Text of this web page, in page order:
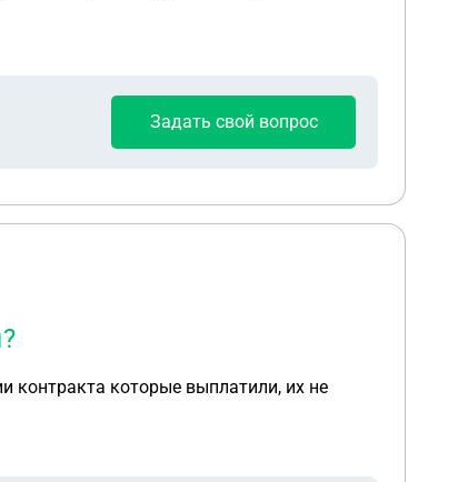
Задать свой вопрос
контракта которые выплатили, их не